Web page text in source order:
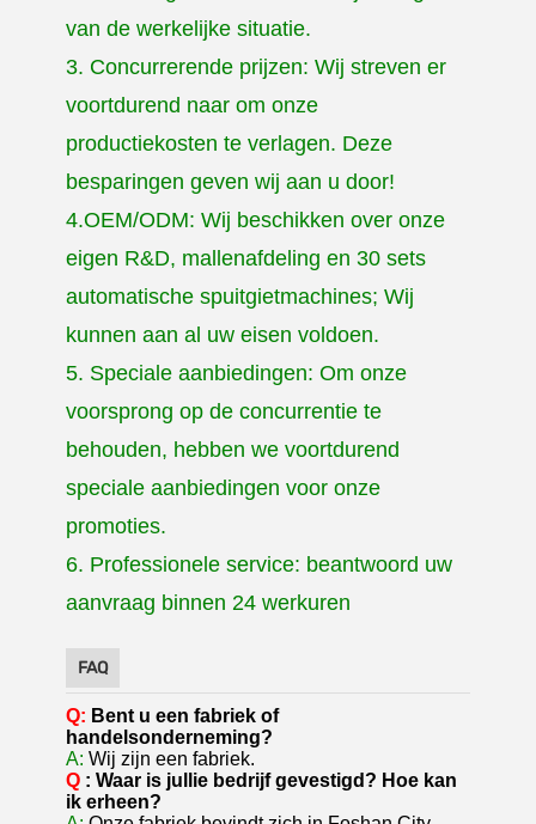
van de werkelijke situatie.
3. Concurrerende prijzen: Wij streven er
voortdurend naar om onze
productiekosten te verlagen. Deze
besparingen geven wij aan u door!
4.OEM/ODM: Wij beschikken over onze
eigen R&D, mallenafdeling en 30 sets
automatische spuitgietmachines; Wij
kunnen aan al uw eisen voldoen.
5. Speciale aanbiedingen: Om onze
voorsprong op de concurrentie te
behouden, hebben we voortdurend
speciale aanbiedingen voor onze
promoties.
6. Professionele service: beantwoord uw
aanvraag binnen 24 werkuren
FAQ
Q: Bent u een fabriek of
handelsonderneming?
A: Wij zijn een fabriek.
Q: Waar is jullie bedrijf gevestigd? Hoe kan
ik erheen?